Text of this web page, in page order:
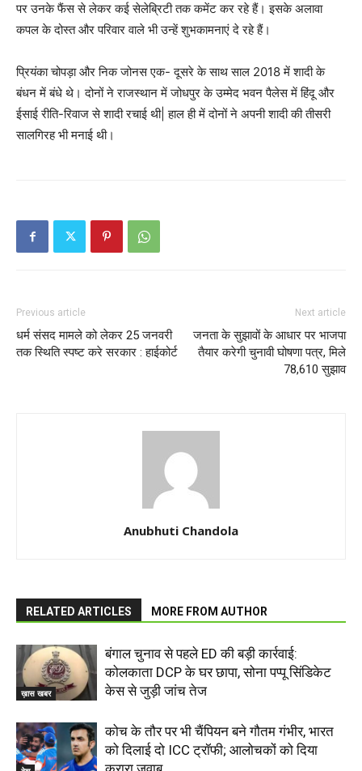
पर उनके फैंस से लेकर कई सेलेब्रिटी तक कमेंट कर रहे हैं। इसके अलावा
कपल के दोस्त और परिवार वाले भी उन्हें शुभकामनाएं दे रहे हैं।
प्रियंका चोपड़ा और निक जोनस एक- दूसरे के साथ साल 2018 में शादी के
बंधन में बंधे थे। दोनों ने राजस्थान में जोधपुर के उम्मेद भवन पैलेस में हिंदू और
ईसाई रीति-रिवाज से शादी रचाई थी| हाल ही में दोनों ने अपनी शादी की तीसरी
सालगिरह भी मनाई थी।
Previous article
धर्म संसद मामले को लेकर 25 जनवरी
तक स्थिति स्पष्ट करे सरकार : हाईकोर्ट
Next article
जनता के सुझावों के आधार पर भाजपा
तैयार करेगी चुनावी घोषणा पत्र, मिले
78,610 सुझाव
Anubhuti Chandola
RELATED ARTICLES MORE FROM AUTHOR
ख़ास खबर
बंगाल चुनाव से पहले ED की बड़ी कार्रवाई:
कोलकाता DCP के घर छापा, सोना पप्पू सिंडिकेट
केस से जुड़ी जांच तेज
कोच के तौर पर भी चैंपियन बने गौतम गंभीर, भारत
को दिलाई दो ICC ट्रॉफी; आलोचकों को दिया